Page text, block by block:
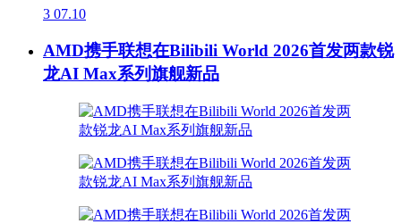
3 07.10
AMD携手联想在Bilibili World 2026首发两款锐
龙AI Max系列旗舰新品